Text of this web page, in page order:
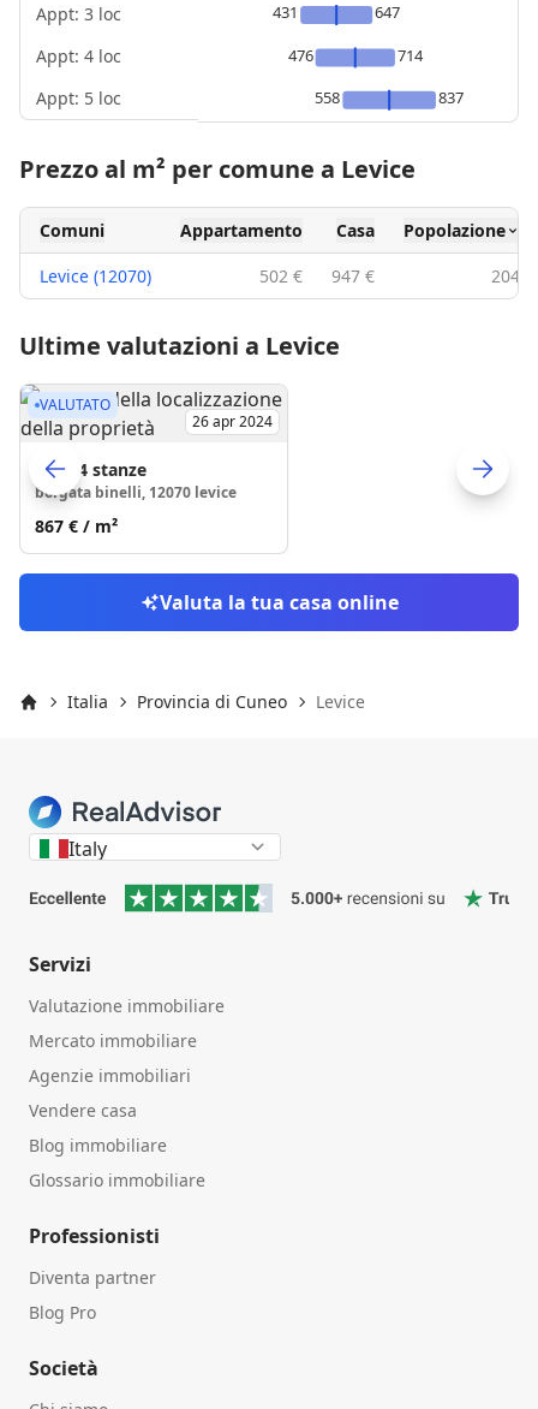
Appt: 3 loc
Appt: 4 loc
Appt: 5 loc
431
647
476
714
558
837
Prezzo al m² per comune a Levice
Comuni Appartamento Casa
Popolazione
Levice (12070)
502 € 947 € 204
Ultime valutazioni a Levice
Skip to
VALUTATO
26 apr 2024
Casa 4 stanze
borgata binelli, 12070 levice
867 € / m²
Valuta la tua casa online
Italia Provincia di Cuneo Levice
Italy
Servizi
Valutazione immobiliare
Mercato immobiliare
Agenzie immobiliari
Vendere casa
Blog immobiliare
Glossario immobiliare
Professionisti
Diventa partner
Blog Pro
Società